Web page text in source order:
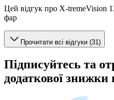
Цей відгук про X-tremeVision
фар
Прочитати всі відгуки (31)
Підписуйтесь та
додаткової